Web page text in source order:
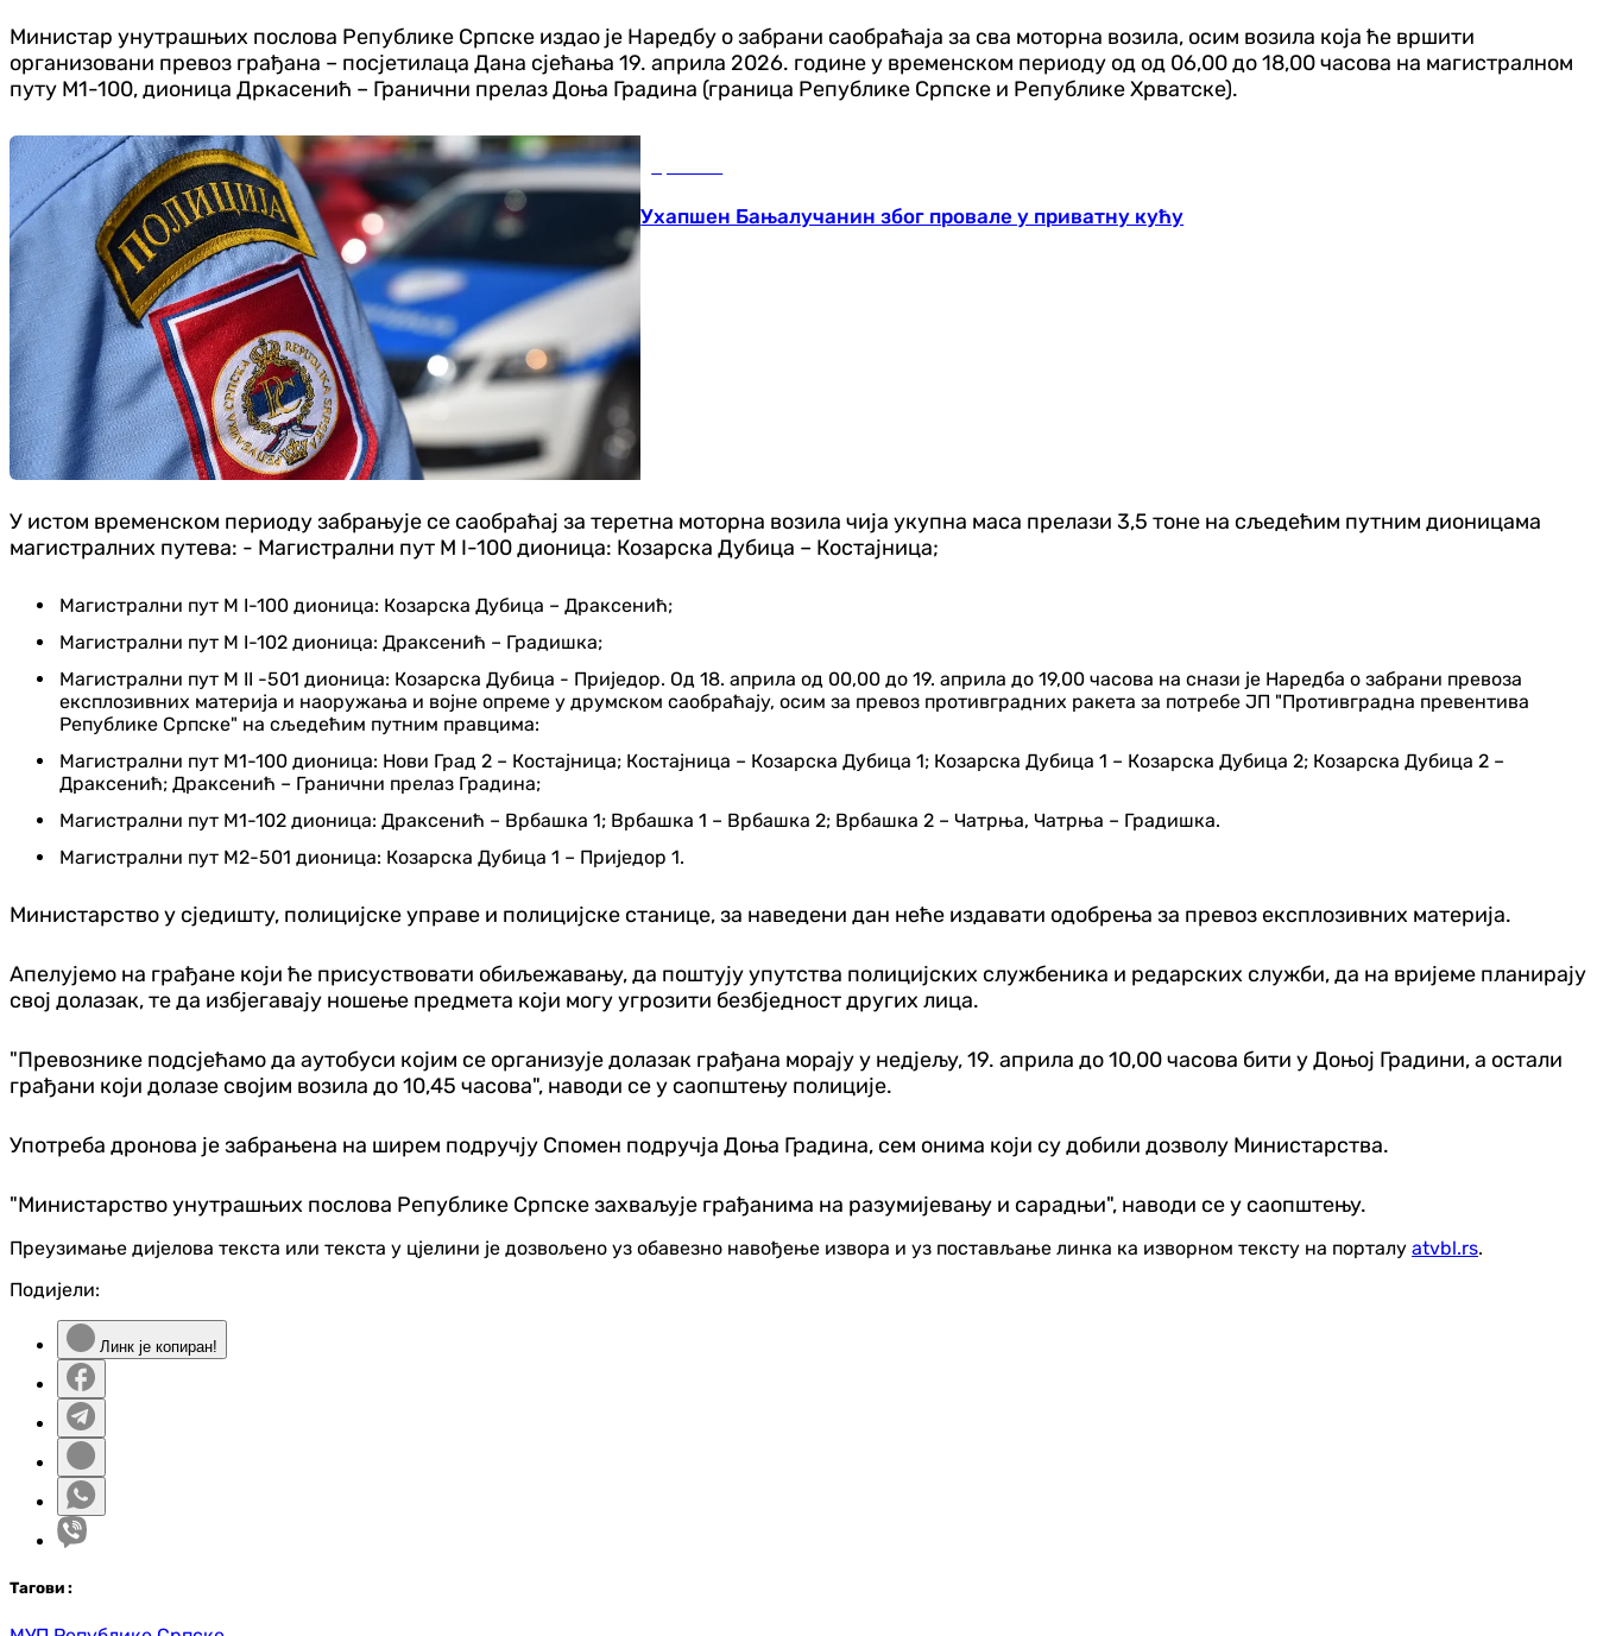
Министар унутрашњих послова Републике Српске издао је Наредбу о забрани саобраћаја за сва моторна возила, осим возила која ће вршити
организовани превоз грађана – посјетилаца Дана сјећања 19. априла 2026. године у временском периоду од од 06,00 до 18,00 часова на магистралном
путу М1-100, дионица Дркасенић – Гранични прелаз Доња Градина (граница Републике Српске и Републике Хрватске).
Ухапшен Бањалучанин због провале у приватну кућу
У истом временском периоду забрањује се саобраћај за теретна моторна возила чија укупна маса прелази 3,5 тоне на сљедећим путним дионицама
магистралних путева: - Магистрални пут М I-100 дионица: Козарска Дубица – Костајница;
Магистрални пут М I-100 дионица: Козарска Дубица – Драксенић;
Магистрални пут М I-102 дионица: Драксенић – Градишка;
Магистрални пут М II -501 дионица: Козарска Дубица - Приједор. Од 18. априла од 00,00 до 19. априла до 19,00 часова на снази је Наредба о забрани превоза
експлозивних материја и наоружања и војне опреме у друмском саобраћају, осим за превоз противградних ракета за потребе ЈП "Противградна превентива
Републике Српске" на сљедећим путним правцима:
Магистрални пут М1-100 дионица: Нови Град 2 – Костајница; Костајница – Козарска Дубица 1; Козарска Дубица 1 – Козарска Дубица 2; Козарска Дубица 2 –
Драксенић; Драксенић – Гранични прелаз Градина;
Магистрални пут М1-102 дионица: Драксенић – Врбашка 1; Врбашка 1 – Врбашка 2; Врбашка 2 – Чатрња, Чатрња – Градишка.
Магистрални пут М2-501 дионица: Козарска Дубица 1 – Приједор 1.
Министарство у сједишту, полицијске управе и полицијске станице, за наведени дан неће издавати одобрења за превоз експлозивних материја.
Апелујемо на грађане који ће присуствовати обиљежавању, да поштују упутства полицијских службеника и редарских служби, да на вријеме планирају
свој долазак, те да избјегавају ношење предмета који могу угрозити безбједност других лица.
"Превознике подсјећамо да аутобуси којим се организује долазак грађана морају у недјељу, 19. априла до 10,00 часова бити у Доњој Градини, а остали
грађани који долазе својим возила до 10,45 часова", наводи се у саопштењу полиције.
Употреба дронова је забрањена на ширем подручју Спомен подручја Доња Градина, сем онима који су добили дозволу Министарства.
"Министарство унутрашњих послова Републике Српске захваљује грађанима на разумијевању и сарадњи", наводи се у саопштењу.
Преузимање дијелова текста или текста у цјелини је дозвољено уз обавезно навођење извора и уз постављање линка ка изворном тексту на порталу atvbl.rs.
Подијели:
Линк је копиран!
Тагови :